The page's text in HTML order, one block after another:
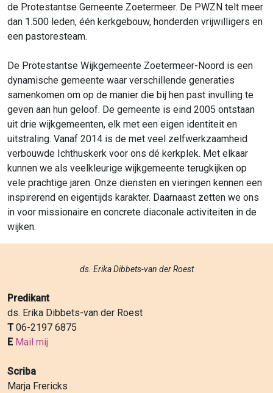
de Protestantse Gemeente Zoetermeer. De PWZN telt meer
dan 1.500 leden, één kerkgebouw, honderden vrijwilligers en
een pastoresteam.
De Protestantse Wijkgemeente Zoetermeer-Noord is een
dynamische gemeente waar verschillende generaties
samenkomen om op de manier die bij hen past invulling te
geven aan hun geloof. De gemeente is eind 2005 ontstaan
uit drie wijkgemeenten, elk met een eigen identiteit en
uitstraling. Vanaf 2014 is de met veel zelfwerkzaamheid
verbouwde Ichthuskerk voor ons dé kerkplek. Met elkaar
kunnen we als veelkleurige wijkgemeente terugkijken op
vele prachtige jaren. Onze diensten en vieringen kennen een
inspirerend en eigentijds karakter. Daarnaast zetten we ons
in voor missionaire en concrete diaconale activiteiten in de
wijken.
ds. Erika Dibbets-van der Roest
Predikant
ds. Erika Dibbets-van der Roest
T06-2197 6875
E Mail mij
Scriba
Marja Frericks